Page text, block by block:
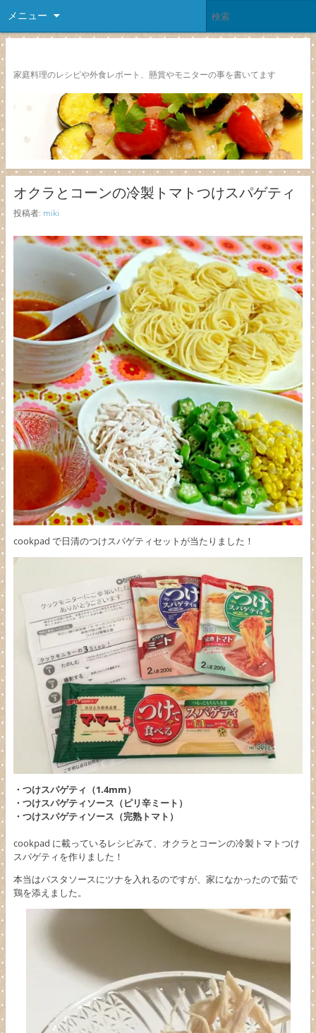
メニュー
家庭料理のレシピや外食レポート、懸賞やモニターの事を書いてます
オクラとコーンの冷製トマトつけスパゲティ
投稿者: miki
cookpad で日清のつけスパゲティセットが当たりました！
・つけスパゲティ（1.4mm）
・つけスパゲティソース（ピリ辛ミート）
・つけスパゲティソース（完熟トマト）
cookpad に載っているレシピみて、オクラとコーンの冷製トマトつけ
スパゲティを作りました！
本当はパスタソースにツナを入れるのですが、家になかったので茹で
鶏を添えました。